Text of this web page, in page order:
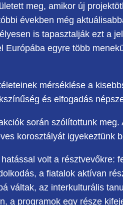
meg, amikor új
években még
is tapasztalják ezt a
egyre több
mérséklése a
és elfogadás
során szólítottunk meg.
korosztályát igyekeztünk
volt a résztvevőkre:
a fiatalok aktívan
váltak, az interkulturális
a programok egy része